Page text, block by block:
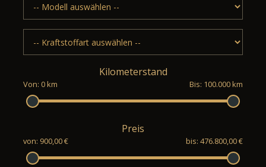
Kilometerstand
Von: 0 km Bis: 100.000 km
Preis
von: 900,00 € bis: 476.800,00 €